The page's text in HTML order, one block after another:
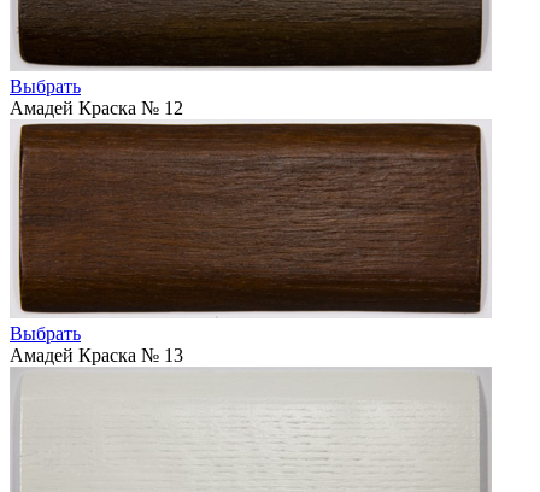
Выбрать
Амадей Краска № 12
Выбрать
Амадей Краска № 13